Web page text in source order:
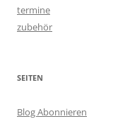
termine
zubehör
SEITEN
Blog Abonnieren